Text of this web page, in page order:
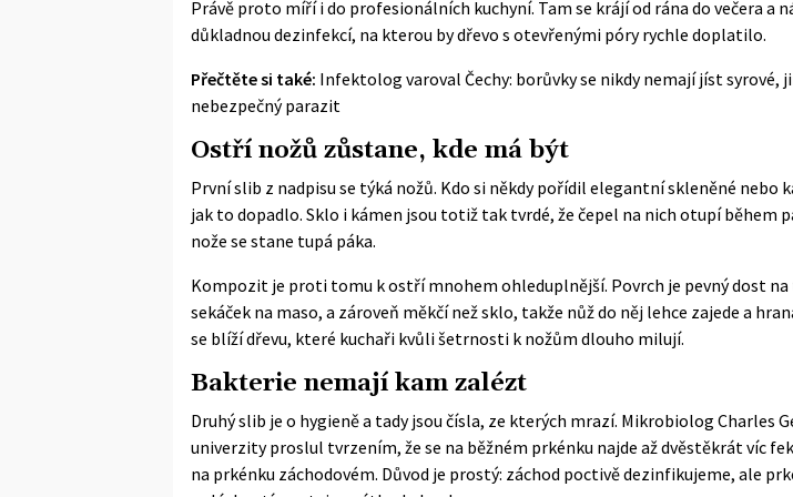
Právě proto míří i do profesionálních kuchyní. Tam se krájí od rána do večera a
důkladnou dezinfekcí, na kterou by dřevo s otevřenými póry rychle doplatilo.
Přečtěte si také: Infektolog varoval Čechy: borůvky se nikdy nemají jíst syrové,
nebezpečný parazit
Ostří nožů zůstane, kde má být
První slib z nadpisu se týká nožů. Kdo si někdy pořídil elegantní skleněné nebo
jak to dopadlo. Sklo i kámen jsou totiž tak tvrdé, že čepel na nich otupí během
nože se stane tupá páka.
Kompozit je proti tomu k ostří mnohem ohleduplnější. Povrch je pevný dost na
sekáček na maso, a zároveň měkčí než sklo, takže nůž do něj lehce zajede a
se blíží dřevu, které kuchaři kvůli šetrnosti k nožům dlouho milují.
Bakterie nemají kam zalézt
Druhý slib je o hygieně a tady jsou čísla, ze kterých mrazí. Mikrobiolog Charles
univerzity proslul tvrzením, že se na běžném prkénku najde až dvěstěkrát víc
na prkénku záchodovém. Důvod je prostý: záchod poctivě dezinfikujeme, ale